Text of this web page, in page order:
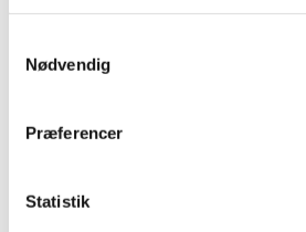
Nødvendig
Præferencer
Statistik
Bevillingen til at drive Ribe Apotek er
2018. Ribe Apotek er beliggende i
|1. februar 2018
2018. Galten Apotek er beliggende i